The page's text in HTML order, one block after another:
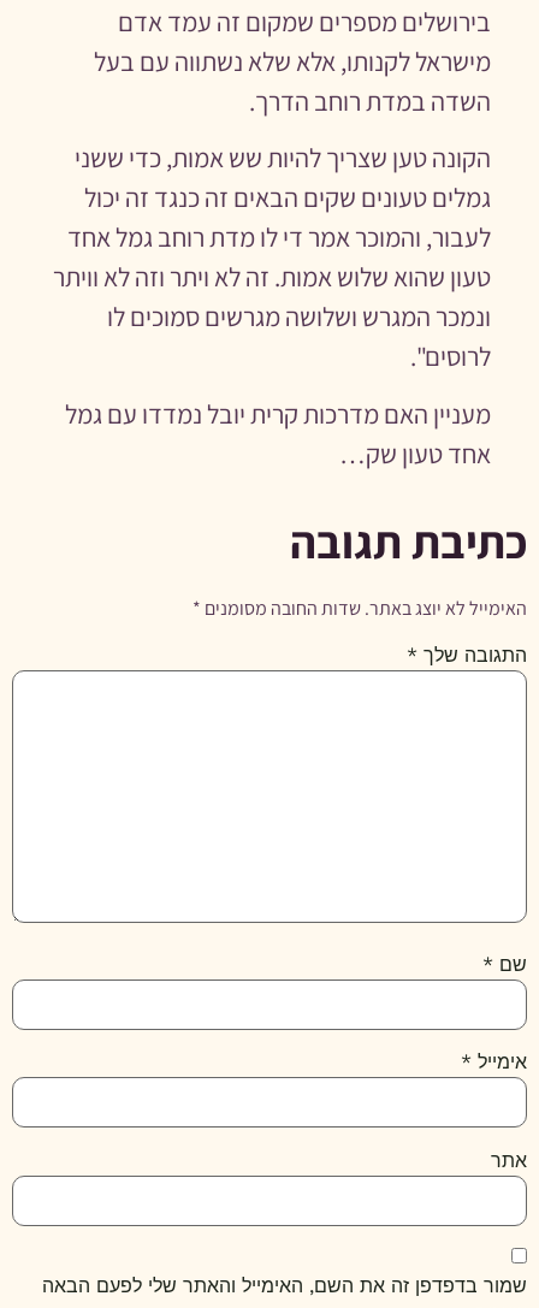
בירושלים מספרים שמקום זה עמד אדם
מישראל לקנותו, אלא שלא נשתווה עם בעל
השדה במדת רוחב הדרך.
הקונה טען שצריך להיות שש אמות, כדי ששני
גמלים טעונים שקים הבאים זה כנגד זה יכול
לעבור, והמוכר אמר די לו מדת רוחב גמל אחד
טעון שהוא שלוש אמות. זה לא ויתר וזה לא וויתר
ונמכר המגרש ושלושה מגרשים סמוכים לו
לרוסים".
מעניין האם מדרכות קרית יובל נמדדו עם גמל
אחד טעון שק…
כתיבת תגובה
האימייל לא יוצג באתר.שדות החובה מסומנים *
התגובה שלך *
שם *
אימייל *
אתר
שמור בדפדפן זה את השם, האימייל והאתר שלי לפעם הבאה